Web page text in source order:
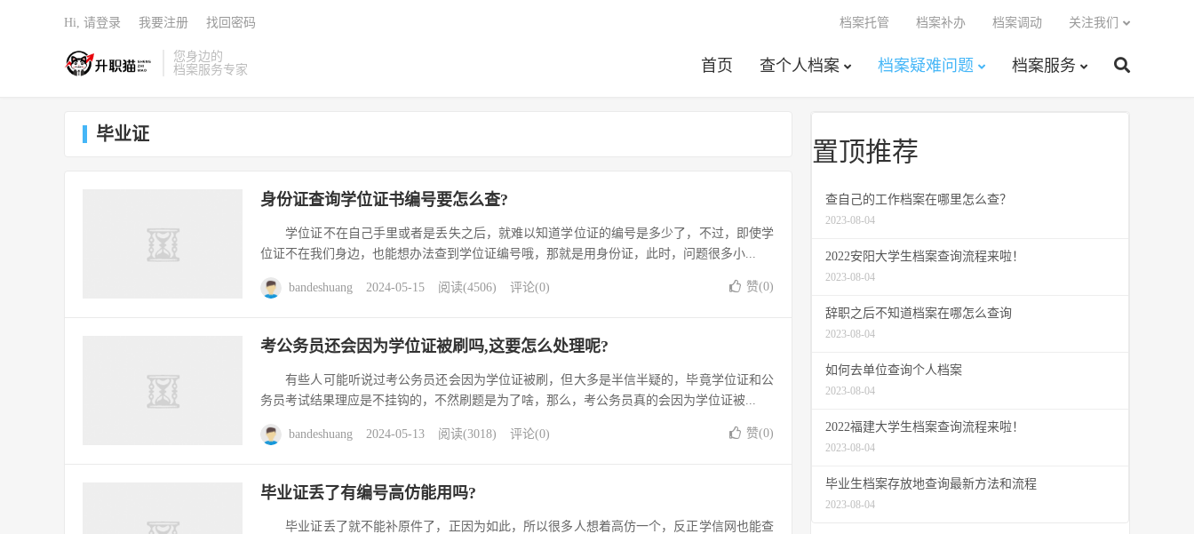
您身边的
档案服务专家
首页 查个人档案 档案疑难问题 档案服务
档案托管 档案补办 档案调动 关注我们
Hi, 请登录 我要注册 找回密码
毕业证
身份证查询学位证书编号要怎么查?
学位证不在自己手里或者是丢失之后，就难以知道学位证的编号是多少了，不过，即使学
位证不在我们身边，也能想办法查到学位证编号哦，那就是用身份证，此时，问题很多小...
bandeshuang 2024-05-15 阅读(4506) 评论(0) 赞(0)
考公务员还会因为学位证被刷吗,这要怎么处理呢?
有些人可能听说过考公务员还会因为学位证被刷，但大多是半信半疑的，毕竟学位证和公
务员考试结果理应是不挂钩的，不然刷题是为了啥，那么，考公务员真的会因为学位证被...
bandeshuang 2024-05-13 阅读(3018) 评论(0) 赞(0)
毕业证丢了有编号高仿能用吗?
毕业证丢了就不能补原件了，正因为如此，所以很多人想着高仿一个，反正学信网也能查
置顶推荐
查自己的工作档案在哪里怎么查？
2023-08-04
2022安阳大学生档案查询流程来啦！
2023-08-04
辞职之后不知道档案在哪怎么查询
2023-08-04
如何去单位查询个人档案
2023-08-04
2022福建大学生档案查询流程来啦！
2023-08-04
毕业生档案存放地查询最新方法和流程
2023-08-04